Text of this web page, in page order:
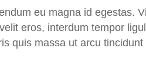
eu magna id egestas.
eros, interdum tempor
quis massa ut arcu